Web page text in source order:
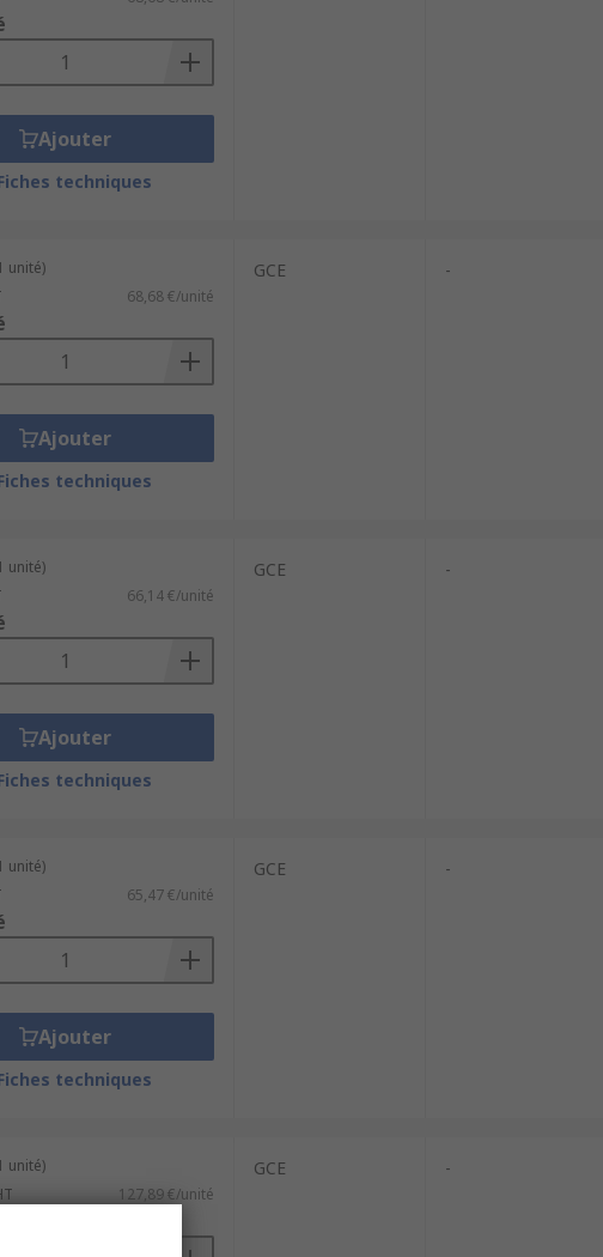
Ajouter
techniques
unité)
68,68 €/unité
Ajouter
techniques
GCE -
unité)
66,14 €/unité
Ajouter
techniques
GCE -
unité)
65,47 €/unité
Ajouter
techniques
GCE -
unité)
127,89 €/unité
GCE -